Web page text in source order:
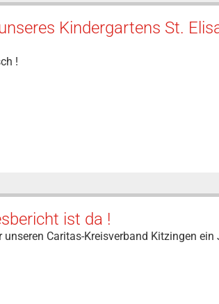
Kindergartens St.
!
ist da !
Caritas-Kreisverband Kitzingen